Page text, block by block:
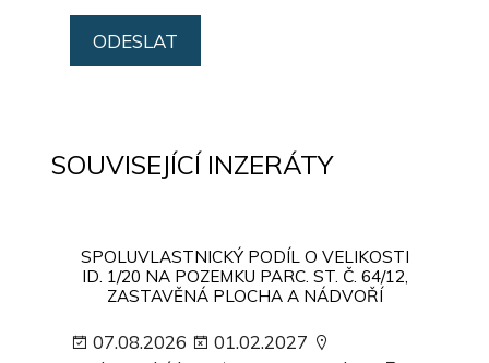
SOUVISEJÍCÍ INZERÁTY
SPOLUVLASTNICKÝ PODÍL O VELIKOSTI
ID. 1/20 NA POZEMKU PARC. ST. Č. 64/12,
ZASTAVĚNÁ PLOCHA A NÁDVOŘÍ
07.08.2026
01.02.2027